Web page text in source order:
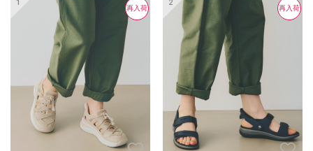
#orthofeet #オーソフィート #
ハンズフリーシューズ
#handsfreeshoes #健康投資 #痛
くない靴 #蒸れない靴 #疲れ
にくい靴
ンストレス」に変える1足を選
ぼう！ ＜直営店舗＞ オーソ
フィート新宿 オーソフィート
伊勢丹立川 オーソフィート
大丸京都店 オーソフィート
阪神 オーソフィート西宮阪急
オーソフィート鶴屋百貨店 ＜
オンラインショップ＞
https://www.orthofeet.jp/
#orthofeet #オーソフィート #
ハンズフリーシューズ
再入荷 再入荷
再入荷